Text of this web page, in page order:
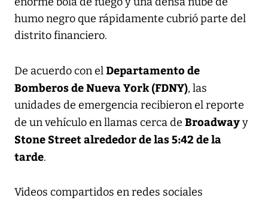
humo negro que rápidamente cubrió parte del
distrito financiero.
De acuerdo con el Departamento de
Bomberos de Nueva York (FDNY), las
unidades de emergencia recibieron el reporte
de un vehículo en llamas cerca de Broadwayy
Stone Streetalrededor de las 5:42 de la
tarde.
Videos compartidos en redes sociales